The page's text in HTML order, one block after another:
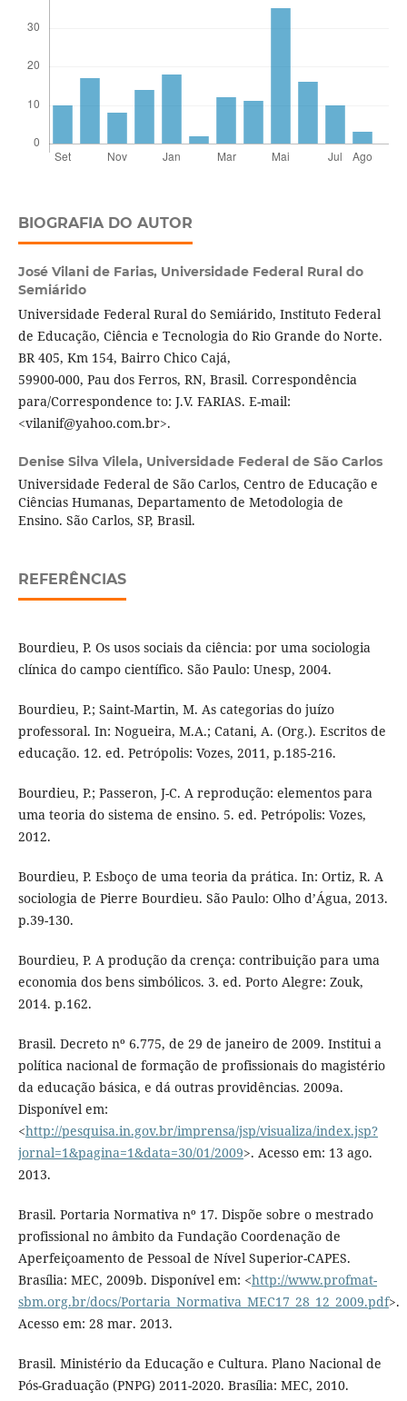
BIOGRAFIA DO AUTOR
José Vilani de Farias, Universidade Federal Rural do
Semiárido
Universidade Federal Rural do Semiárido, Instituto Federal
de Educação, Ciência e Tecnologia do Rio Grande do Norte.
BR 405, Km 154, Bairro Chico Cajá,
59900-000, Pau dos Ferros, RN, Brasil. Correspondência
para/Correspondence to: J.V. FARIAS. E-mail:
<vilanif@yahoo.com.br>.
Denise Silva Vilela, Universidade Federal de São Carlos
Universidade Federal de São Carlos, Centro de Educação e
Ciências Humanas, Departamento de Metodologia de
Ensino. São Carlos, SP, Brasil.
REFERÊNCIAS
Bourdieu, P. Os usos sociais da ciência: por uma sociologia
clínica do campo científico. São Paulo: Unesp, 2004.
Bourdieu, P.; Saint-Martin, M. As categorias do juízo
professoral. In: Nogueira, M.A.; Catani, A. (Org.). Escritos de
educação. 12. ed. Petrópolis: Vozes, 2011, p.185-216.
Bourdieu, P.; Passeron, J-C. A reprodução: elementos para
uma teoria do sistema de ensino. 5. ed. Petrópolis: Vozes,
2012.
Bourdieu, P. Esboço de uma teoria da prática. In: Ortiz, R. A
sociologia de Pierre Bourdieu. São Paulo: Olho d’Água, 2013.
p.39-130.
Bourdieu, P. A produção da crença: contribuição para uma
economia dos bens simbólicos. 3. ed. Porto Alegre: Zouk,
2014. p.162.
Brasil. Decreto nº 6.775, de 29 de janeiro de 2009. Institui a
política nacional de formação de profissionais do magistério
da educação básica, e dá outras providências. 2009a.
Disponível em:
<http://pesquisa.in.gov.br/imprensa/jsp/visualiza/index.jsp?
jornal=1&pagina=1&data=30/01/2009>. Acesso em: 13 ago.
2013.
Brasil. Portaria Normativa nº 17. Dispõe sobre o mestrado
profissional no âmbito da Fundação Coordenação de
Aperfeiçoamento de Pessoal de Nível Superior-CAPES.
Brasília: MEC, 2009b. Disponível em: <http://www.profmat-
sbm.org.br/docs/Portaria_Normativa_MEC17_28_12_2009.pdf>.
Acesso em: 28 mar. 2013.
Brasil. Ministério da Educação e Cultura. Plano Nacional de
Pós-Graduação (PNPG) 2011-2020. Brasília: MEC, 2010.